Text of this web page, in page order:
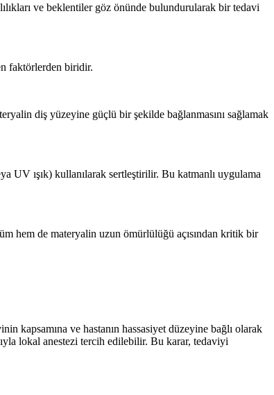
ve beklentiler göz önünde bulundurularak bir tedavi
faktörlerden biridir.
diş yüzeyine güçlü bir şekilde bağlanmasını sağlamak
UV ışık) kullanılarak sertleştirilir. Bu katmanlı uygulama
hem de materyalin uzun ömürlülüğü açısından kritik bir
kapsamına ve hastanın hassasiyet düzeyine bağlı olarak
lokal anestezi tercih edilebilir. Bu karar, tedaviyi